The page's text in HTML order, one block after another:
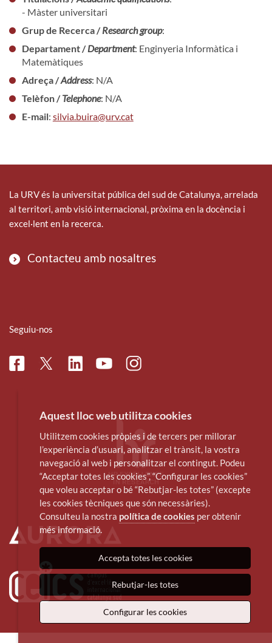
- Màster universitari
Grup de Recerca /Research group:
Departament /Department: Enginyeria Informàtica i
Matemàtiques
Adreça /Address: N/A
Telèfon /Telephone: N/A
E-mail: silvia.buira@urv.cat
La URV és la universitat pública del sud de Catalunya, arrelada
al territori, amb visió internacional, pròxima en la docència i
excel·lent en la recerca.
Contacteu amb nosaltres
Seguiu-nos
FacebookTwitterLinkedinYoutubeInstagram
Aquest lloc web utilitza cookies
Utilitzem cookies pròpies i de tercers per millorar
l’experiència d’usuari, analitzar el trànsit, la vostra
navegació al web i personalitzar el contingut. Podeu
“Acceptar totes les cookies”, “Configurar les cookies”
que voleu acceptar o bé “Rebutjar-les totes” (excepte
les cookies tècniques que són necessàries).
Consulteu la nostra política de cookies per obtenir
més informació.
Accepta totes les cookies
Rebutjar-les totes
Configurar les cookies